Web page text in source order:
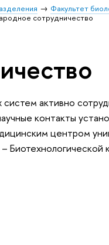
Факультет
сотрудничество
активно
контакты
центром
Биотехнологической